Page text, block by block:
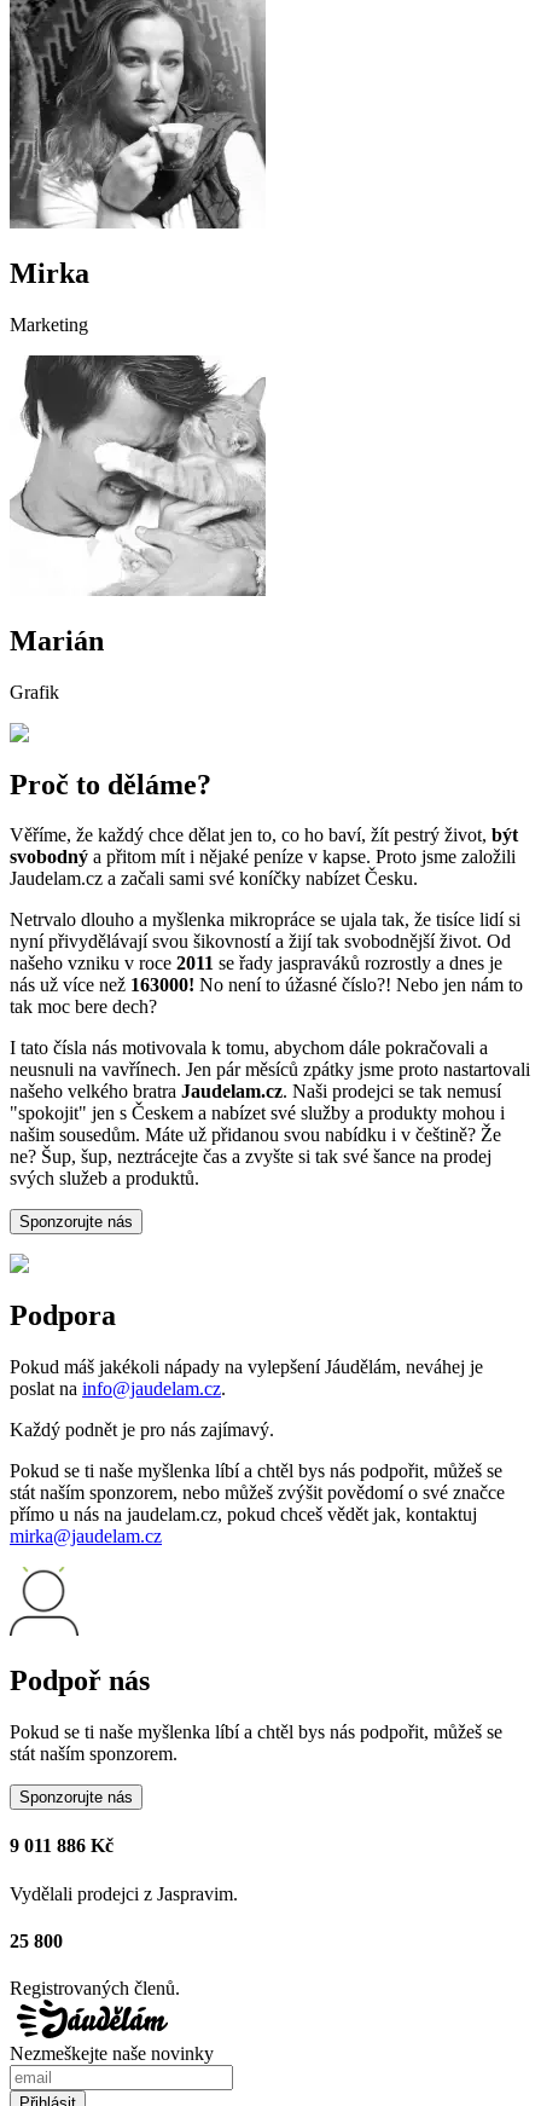
Mirka
Marketing
Marián
Grafik
Proč to děláme?
Věříme, že každý chce dělat jen to, co ho baví, žít pestrý život, být
svobodný a přitom mít i nějaké peníze v kapse. Proto jsme založili
Jaudelam.cz a začali sami své koníčky nabízet Česku.
Netrvalo dlouho a myšlenka mikropráce se ujala tak, že tisíce lidí si
nyní přivydělávají svou šikovností a žijí tak svobodnější život. Od
našeho vzniku v roce 2011 se řady jaspraváků rozrostly a dnes je
nás už více než 163000! No není to úžasné číslo?! Nebo jen nám to
tak moc bere dech?
I tato čísla nás motivovala k tomu, abychom dále pokračovali a
neusnuli na vavřínech. Jen pár měsíců zpátky jsme proto nastartovali
našeho velkého bratra Jaudelam.cz. Naši prodejci se tak nemusí
"spokojit" jen s Českem a nabízet své služby a produkty mohou i
našim sousedům. Máte už přidanou svou nabídku i v češtině? Že
ne? Šup, šup, neztrácejte čas a zvyšte si tak své šance na prodej
svých služeb a produktů.
Sponzorujte nás
Podpora
Pokud máš jakékoli nápady na vylepšení Jáudělám, neváhej je
poslat na info@jaudelam.cz.
Každý podnět je pro nás zajímavý.
Pokud se ti naše myšlenka líbí a chtěl bys nás podpořit, můžeš se
stát naším sponzorem, nebo můžeš zvýšit povědomí o své značce
přímo u nás na jaudelam.cz, pokud chceš vědět jak, kontaktuj
mirka@jaudelam.cz
Podpoř nás
Pokud se ti naše myšlenka líbí a chtěl bys nás podpořit, můžeš se
stát naším sponzorem.
Sponzorujte nás
9 011 886 Kč
Vydělali prodejci z Jaspravim.
25 800
Registrovaných členů.
Nezmeškejte naše novinky